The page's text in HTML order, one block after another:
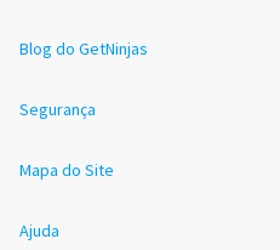
Blog do GetNinjas
Segurança
Mapa do Site
Ajuda